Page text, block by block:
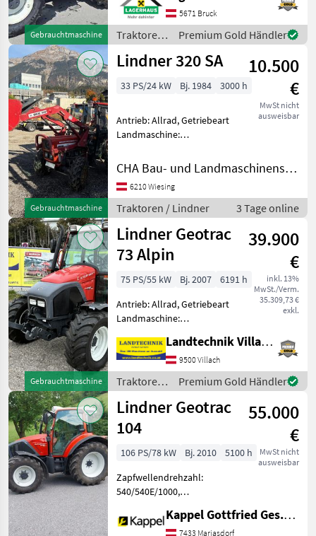
Gebrauchtmaschine
Hauer XB 90,
Leichtgutschaufel,
Palettengabel,
Schneeketten Wir bit
5671 Bruck
Traktoren
/ Lindner
Premium Gold Händler
Gebrauchtmaschine
Lindner 320 SA
10.500
€
MwSt nicht
ausweisbar
33 PS/24 kW Bj. 1984 3000 h
Antrieb: Allrad, Getriebeart
Landmaschine:
Kabine,
Zapfwellendrehzahl: 540,
Höchstgeschwindigkeit in
km/h: 25 km/h, Oberlenker
hinten: mechanis
CHA Bau- und Landmaschinenservice
6210 Wiesing
Traktoren / Lindner 3 Tage online
Gebrauchtmaschine
Lindner Geotrac
73 Alpin
39.900
€
inkl. 13%
MwSt./Verm.
35.309,73 €
exkl.
75 PS/55 kW Bj. 2007
6191 h
Antrieb: Allrad, Getriebeart
Landmaschine:
Plattform: Kabine,
Zapfwellendrehzahl:
430/540/750/1000,
Höchstgeschwindigkeit in
km/h: 40 km/h, Aufladung:
Landtechnik Villach GmbH
9500 Villach
Traktoren
/ Lindner
Premium Gold Händler
Lindner Geotrac
104
55.000
€
MwSt nicht
ausweisbar
106 PS/78 kW Bj. 2010
5100 h
Zapfwellendrehzahl:
540/540E/1000,
km/h: 50 km/h, Getriebeart
Kappel Gottfried Ges.m.b.H.
7433 Mariasdorf